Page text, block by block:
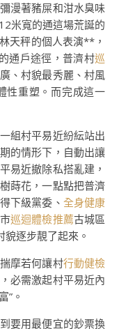
漫著豬屎和泔水臭味
米寬的通這場荒誕的
天秤的個人表演**，
通戶途徑，普濟村巡
、村貌最秀麗、村風
性重塑。而完成這一
組村平易近紛紜站出
的情形下，自動出讓
易近撤除私搭亂建，
蒔花，一點點把普濟
下級黨委、 全身健康
巡迴體檢推薦古城區
貌逐步靚了起來。
摩若何讓村行動健檢
必需激起村平易近內
”。
要用最便宜的鈔票換